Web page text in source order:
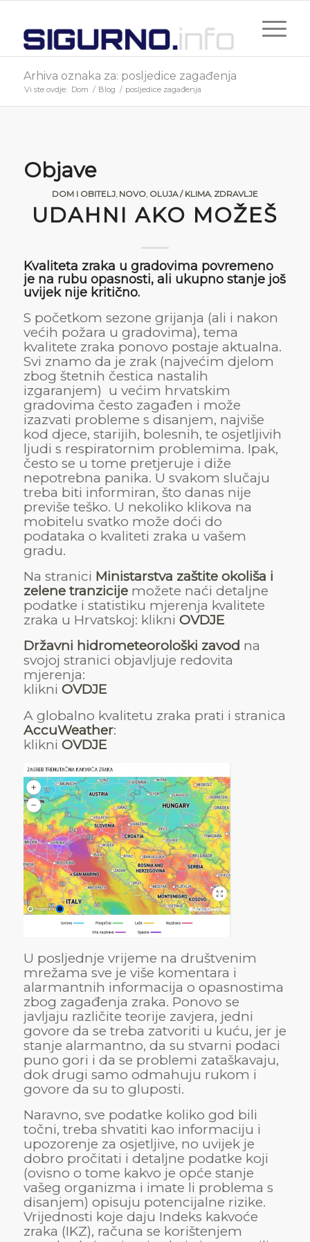
Arhiva oznaka za: posljedice zagađenja
Vi ste ovdje: Dom / Blog / posljedice zagađenja
Objave
DOM I OBITELJ, NOVO, OLUJA / KLIMA, ZDRAVLJE
UDAHNI AKO MOŽEŠ
Kvaliteta zraka u gradovima povremeno
je na rubu opasnosti, ali ukupno stanje još
uvijek nije kritično.
S početkom sezone grijanja (ali i nakon
većih požara u gradovima), tema
kvalitete zraka ponovo postaje aktualna.
Svi znamo da je zrak (najvećim djelom
zbog štetnih čestica nastalih
izgaranjem) u većim hrvatskim
gradovima često zagađen i može
izazvati probleme s disanjem, najviše
kod djece, starijih, bolesnih, te osjetljivih
ljudi s respiratornim problemima. Ipak,
često se u tome pretjeruje i diže
nepotrebna panika. U svakom slučaju
treba biti informiran, što danas nije
previše teško. U nekoliko klikova na
mobitelu svatko može doći do
podataka o kvaliteti zraka u vašem
gradu.
Na stranici Ministarstva zaštite okoliša i
zelene tranzicijemožete naći detaljne
podatke i statistiku mjerenja kvalitete
zraka u Hrvatskoj: klikni OVDJE
Državni hidrometeorološki zavod na
svojoj stranici objavljuje redovita
mjerenja:
klikni OVDJE
A globalno kvalitetu zraka prati i stranica
AccuWeather:
klikni OVDJE
U posljednje vrijeme na društvenim
mrežama sve je više komentara i
alarmantnih informacija o opasnostima
zbog zagađenja zraka. Ponovo se
javljaju različite teorije zavjera, jedni
govore da se treba zatvoriti u kuću, jer je
stanje alarmantno, da su stvarni podaci
puno gori i da se problemi zataškavaju,
dok drugi samo odmahuju rukom i
govore da su to gluposti.
Naravno, sve podatke koliko god bili
točni, treba shvatiti kao informaciju i
upozorenje za osjetljive, no uvijek je
dobro pročitati i detaljne podatke koji
(ovisno o tome kakvo je opće stanje
vašeg organizma i imate li problema s
disanjem) opisuju potencijalne rizike.
Vrijednosti koje daju Indeks kakvoće
zraka (IKZ), računa se korištenjem